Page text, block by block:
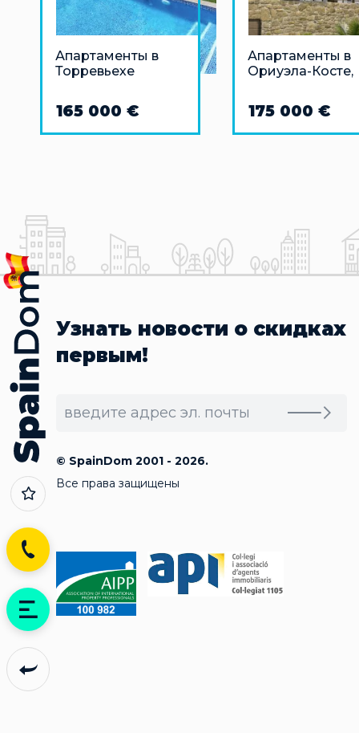
Апартаменты в
Торревьехе
165 000 €
Апартаменты в
Ориуэла-Косте,
175 000 €
Узнать новости о скидках
первым!
© SpainDom 2001 - 2026.
Все права защищены